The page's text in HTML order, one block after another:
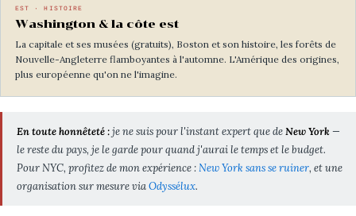
EST · HISTOIRE
Washington & la côte est
La capitale et ses musées (gratuits), Boston et son histoire, les forêts de
Nouvelle-Angleterre flamboyantes à l'automne. L'Amérique des origines,
plus européenne qu'on ne l'imagine.
En toute honnêteté :je ne suis pour l'instant expert que deNew York—
le reste du pays, je le garde pour quand j'aurai le temps et le budget.
Pour NYC, profitez de mon expérience :New York sans se ruiner, et une
organisation sur mesure viaOdyssélux.